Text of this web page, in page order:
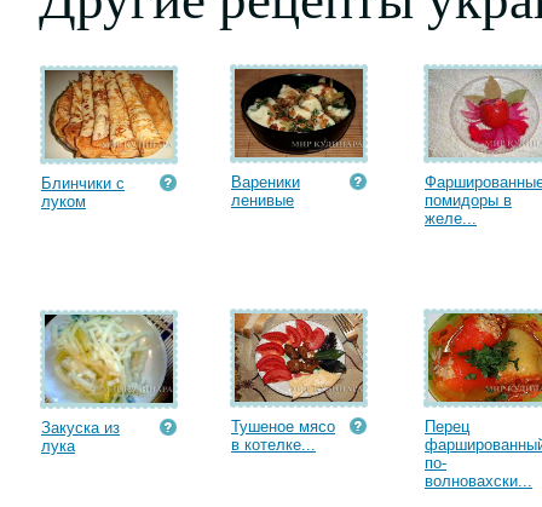
Блинчики с
луком
Вареники
ленивые
помидоры в
желе...
Закуска из
лука
Тушеное мясо
в котелке...
Перец
по-
волновахски...